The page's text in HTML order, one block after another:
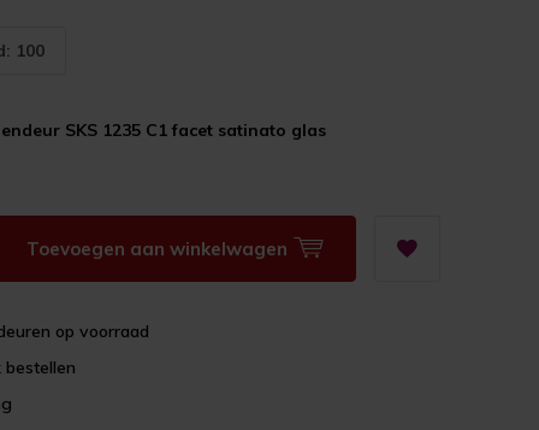
100
SKS 1235 C1 facet satinato glas
Toevoegen aan winkelwagen
op voorraad
bestellen